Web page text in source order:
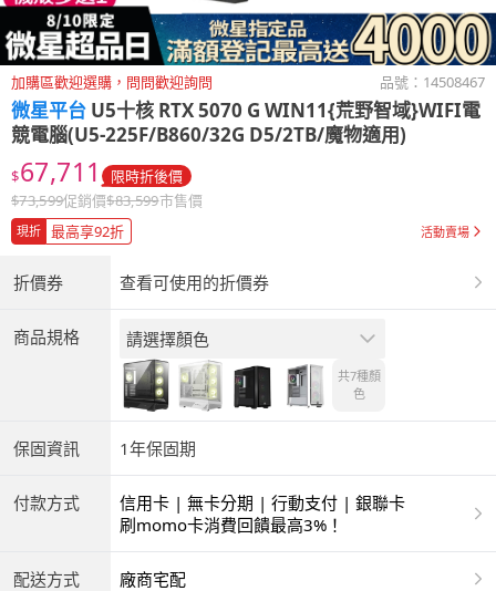
加購區歡迎選購，問問歡迎詢問 品號： 14508467
微星平台 U5十核 RTX 5070 G WIN11{荒野智域}WIFI電
競電腦(U5-225F/B860/32G D5/2TB/魔物適用)
$67,711 限時折後價
$73,599促銷價$83,599市售價
現折 最高享92折 活動賣場
折價券 查看可使用的折價券
商品規格 請選擇顏色
共7種顏
色
保固資訊 1年保固期
付款方式
信用卡 | 無卡分期 | 行動支付 | 銀聯卡
刷momo卡消費回饋最高3%！
配送方式 廠商宅配